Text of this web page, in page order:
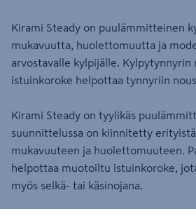
Kirami Steady on puulämmitteinen
mukavuutta, huolettomuutta ja
arvostavalle kylpijälle. Kylpytynnyrin
istuinkoroke helpottaa tynnyriin
Kirami Steady on tyylikäs
suunnittelussa on kiinnitetty
mukavuuteen ja huolettomuuteen.
helpottaa muotoiltu istuinkoroke,
myös selkä- tai käsinojana.